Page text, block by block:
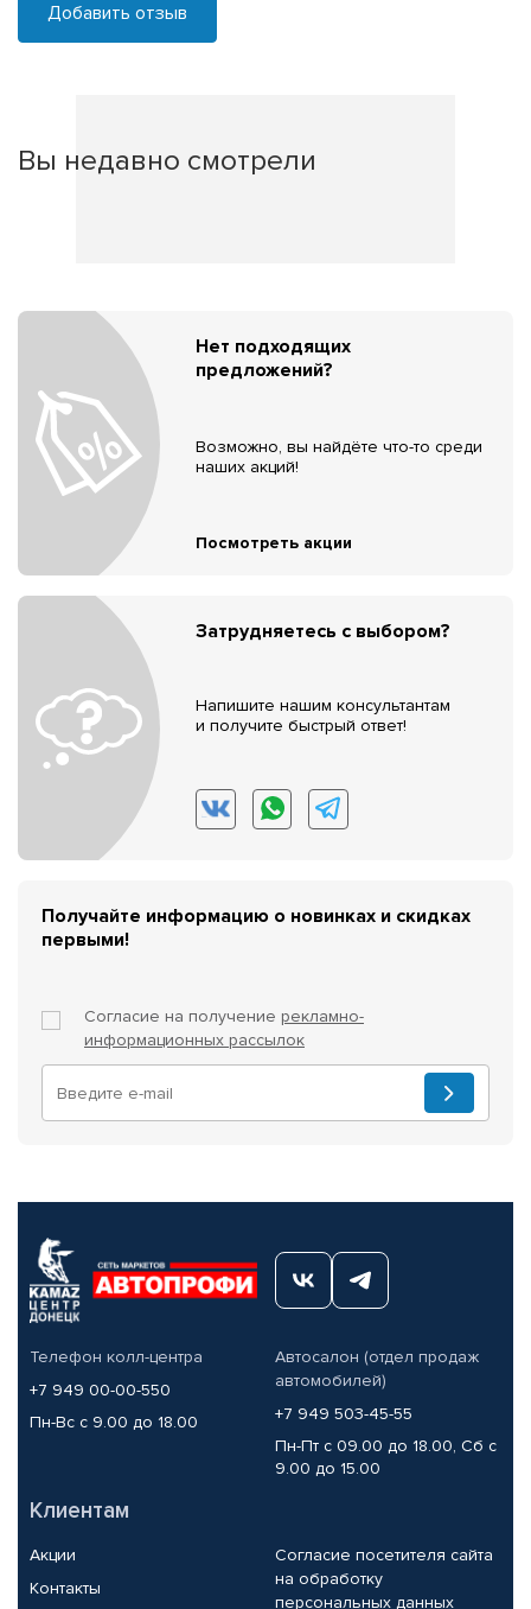
Добавить отзыв
Вы недавно смотрели
Нет подходящих
предложений?
Возможно, вы найдёте что-то среди
наших акций!
Посмотреть акции
Затрудняетесь с выбором?
Напишите нашим консультантам
и получите быстрый ответ!
Получайте информацию о новинках и скидках
первыми!
Согласие на получение рекламно-
информационных рассылок
Телефон колл-центра
+7 949 00-00-550
Пн-Вс с 9.00 до 18.00
Автосалон (отдел продаж
автомобилей)
+7 949 503-45-55
Пн-Пт с 09.00 до 18.00, Сб с
9.00 до 15.00
Клиентам
Акции
Контакты
Согласие посетителя сайта
на обработку
персональных данных